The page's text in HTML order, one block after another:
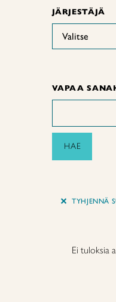
JÄRJESTÄJÄ
Valitse
VAPAA
HAE
+TYHJENNÄ
Ei tuloksia